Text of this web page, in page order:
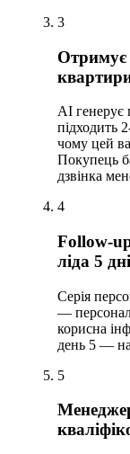
3
Отримує
AI генерує
підходить
чому цей
Покупець
дзвінка
4
Follow-
ліда 5
Серія
—
корисна
день 5 —
5